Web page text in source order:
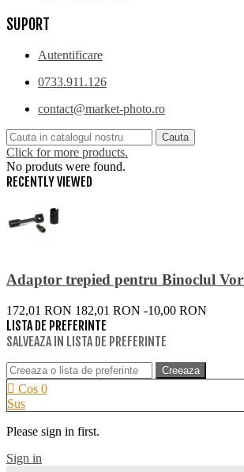
SUPORT
Autentificare
0733.911.126
contact@market-photo.ro
Cauta
Click for more products.
No produts were found.
RECENTLY VIEWED
Adaptor trepied pentru Binoclul
172,01 RON 182,01 RON -10,00 RON
LISTA DE PREFERINTE
SALVEAZA IN LISTA DE PREFERINTE
Creeaza
Cos 0
Sus
Please sign in first.
Sign in